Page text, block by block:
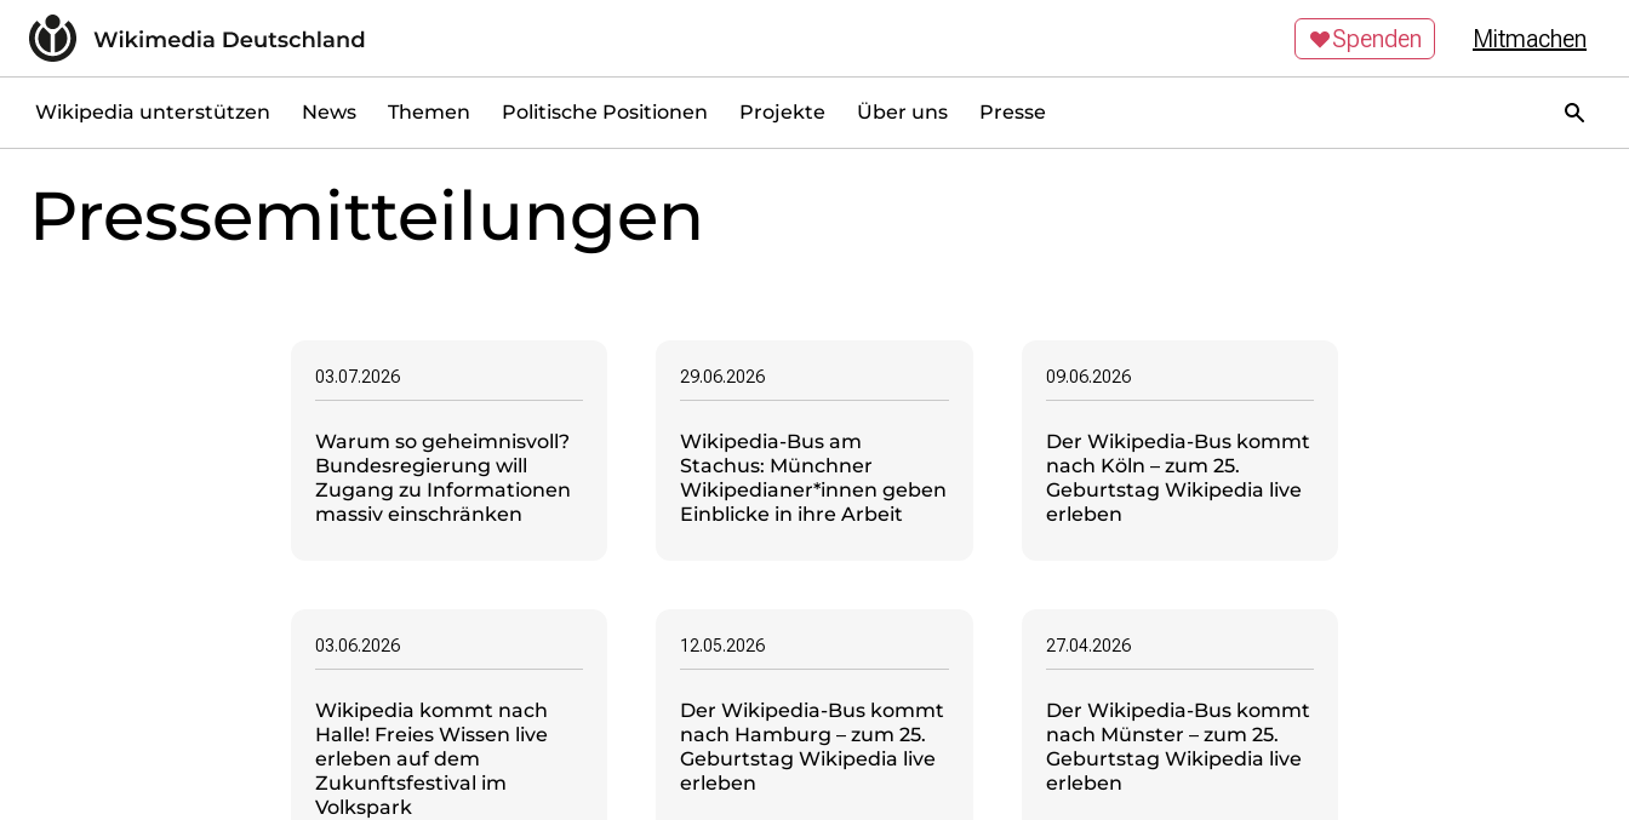
Zum Inhalt überspringen
Wikipedia unterstützen
Spenden
Mitglied werden
Mitmachen
News
Veranstaltungen
Spenden Mitmachen
Wikipedia unterstützen News Themen Politische Positionen Projekte Über uns Presse
Pressemitteilungen
03.07.2026
Warum so geheimnisvoll?
Bundesregierung will
Zugang zu Informationen
massiv einschränken
29.06.2026
Wikipedia-Bus am
Stachus: Münchner
Wikipedianer*innen geben
Einblicke in ihre Arbeit
09.06.2026
Der Wikipedia-Bus kommt
nach Köln – zum 25.
Geburtstag Wikipedia live
erleben
03.06.2026
Wikipedia kommt nach
Halle! Freies Wissen live
erleben auf dem
Zukunftsfestival im
Volkspark
12.05.2026
Der Wikipedia-Bus kommt
nach Hamburg – zum 25.
Geburtstag Wikipedia live
erleben
27.04.2026
Der Wikipedia-Bus kommt
nach Münster – zum 25.
Geburtstag Wikipedia live
erleben